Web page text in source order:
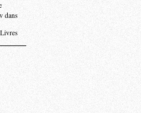
dans